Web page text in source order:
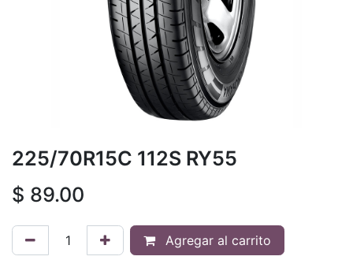
225/70R15C 112S RY55
$ 89.00
Agregar al carrito